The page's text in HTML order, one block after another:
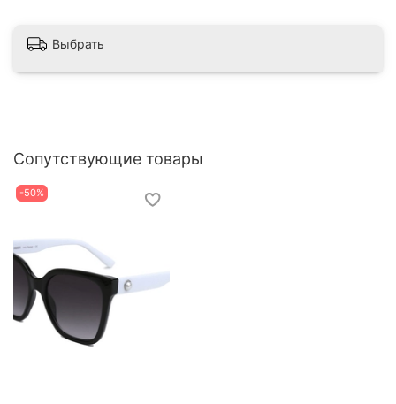
Выбрать
Сопутствующие товары
-50%